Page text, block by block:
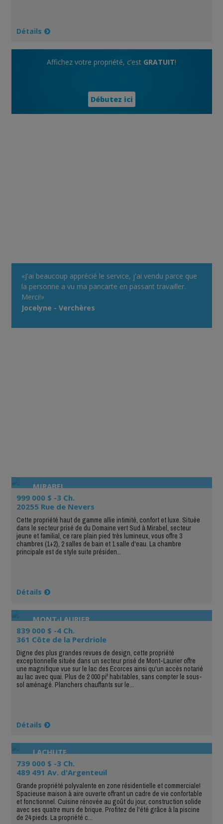
Détails
Affichez votre propriété, c’est GRATUIT!
Débutez ici
«J'ai beaucoup apprécié le service, j'ai vendu parce que
la personne a vu ma pancarte en passant travailler.
Merci!»
Jocelyne - Verchères
MIRABEL
999 000 $ -3 Ch.
20255 Rue de Nevers
Cette propriété haut de gamme allie intimité, confort et luxe. Située
dans le secteur prisé de du Domaine vert Sud à Mirabel, secteur
jeune et familial, ce rare plain pied très lumineux, vous offre 3
chambres (1+2), 2 salles de bain et 1 salle d'eau. La chambre
principale est de style suite présiden...
Détails
MONT-LAURIER
839 000 $ -4 Ch.
361 Côte de la Perdriole
Digne des plus grandes revues de design, cette propriété
exceptionnelle située dans un secteur prisé de Mont-Laurier offre
une magnifique vue sur le lac des Écorces ainsi qu'un accès notarié
au lac avec quai. Plus de 2 000 pi² habitables, sans compter le sous-
sol aménagé. Planchers chauffants sur le...
Détails
LACHUTE
739 000 $ -3 Ch.
489 491 Av. d'Argenteuil
Grande propriété polyvalente en zone résidentielle et commerciale!
Spacieuse maison à aire ouverte offrant un cadre de vie confortable
et fonctionnel. Cuisine rénovée au goût du jour, construction solide
avec ses quatre murs de brique. Profitez de l'été grâce à la piscine
de 24 pieds. La propriété c...